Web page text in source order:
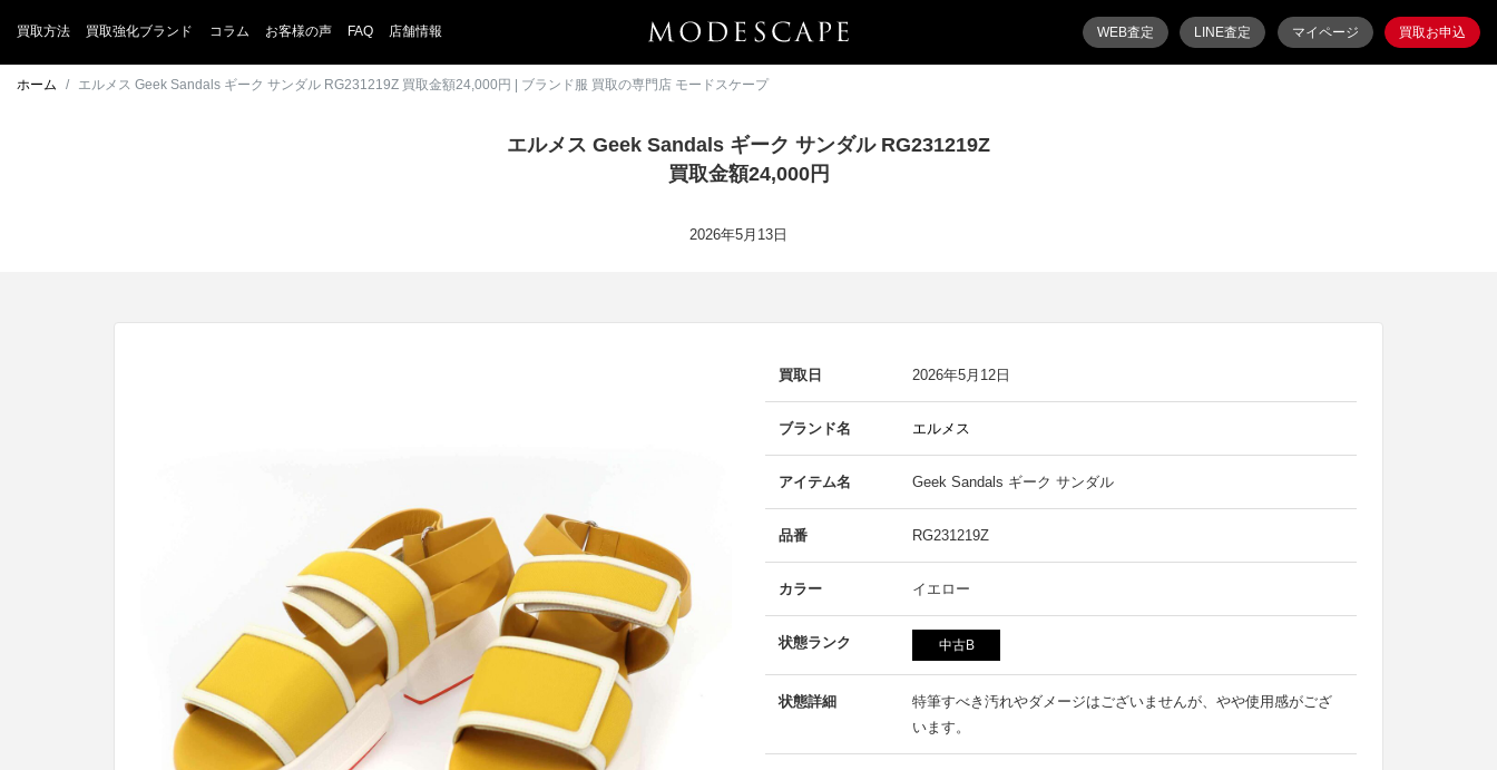
買取方法 買取強化ブランド コラム お客様の声 FAQ 店舗情報 WEB査定 LINE査定 マイページ 買取お申込
ホーム エルメス Geek Sandals ギーク サンダル RG231219Z 買取金額24,000円 | ブランド服 買取の専門店 モードスケープ
エルメス Geek Sandals ギーク サンダル RG231219Z
買取金額24,000円
2026年5月13日
買取日 2026年5月12日
ブランド名 エルメス
アイテム名 Geek Sandals ギーク サンダル
品番 RG231219Z
カラー イエロー
状態ランク 中古B
状態詳細
特筆すべき汚れやダメージはございませんが、やや使用感がござ
います。